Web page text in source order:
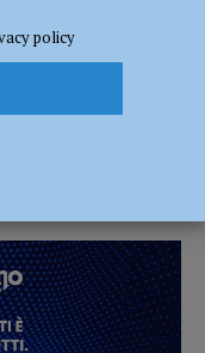
metronotte
giorno,
policy